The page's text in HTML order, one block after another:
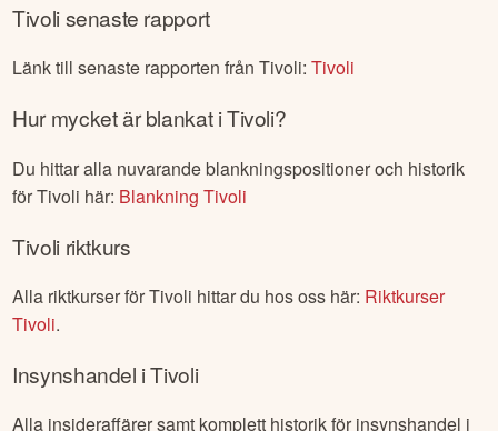
Tivolisenaste rapport
Länk till senaste rapporten frånTivoli:Tivoli
Hur mycket är blankat iTivoli?
Du hittar alla nuvarande blankningspositioner och historik
förTivoli här: BlankningTivoli
Tivoliriktkurs
Alla riktkurser förTivoli hittar du hos oss här: Riktkurser
Tivoli.
Insynshandel iTivoli
Alla insideraffärer samt komplett historik för insynshandel i